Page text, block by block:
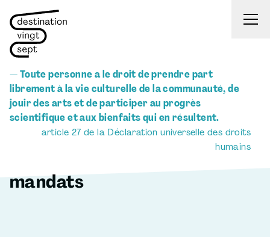
— Toute personne a le droit de prendre part
librement à la vie culturelle de la communauté, de
jouir des arts et de participer au progrès
scientifique et aux bienfaits qui en résultent.
article 27 de la Déclaration universelle des droits
humains
mandats